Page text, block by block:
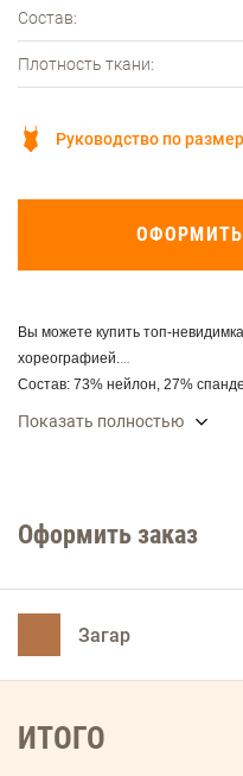
Состав:
Плотность ткани:
Руководство по
Вы можете купить топ-
хореографией.
Состав: 73% нейлон, 27%
Показать полностью
Оформить заказ
Загар
ИТОГО